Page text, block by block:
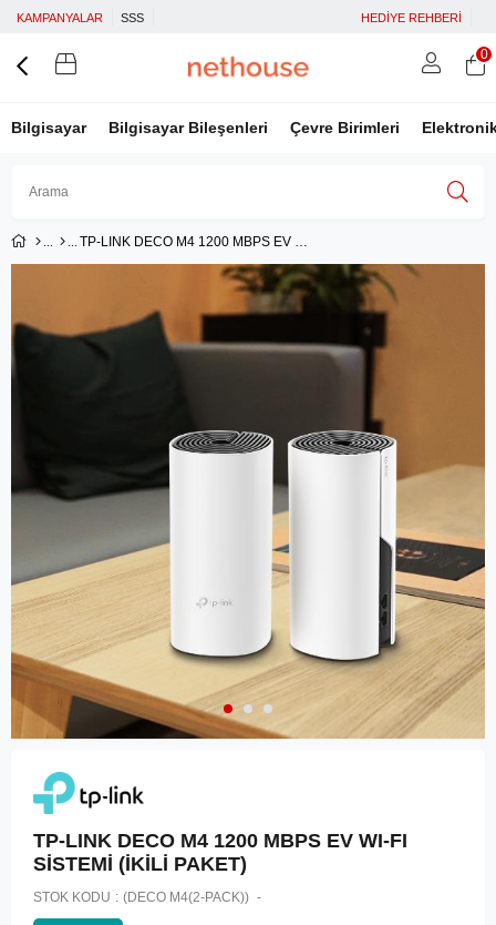
KAMPANYALAR SSS HEDİYE REHBERİ
Bilgisayar Bilgisayar Bileşenleri Çevre Birimleri
Google İle Bağlan
0
TP-LINK DECO M4 1200 MBPS EV WI-FI SİSTEMİ (İKİLİ PAKET)
TP-LINK DECO M4 1200 MBPS EV WI-FI
SİSTEMİ (İKİLİ PAKET)
STOK KODU (DECO M4(2-PACK))